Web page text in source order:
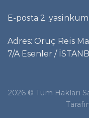
E-posta 2:
Adres: Oruç Reis
7/A Esenler /
2026 © Tüm Hakları